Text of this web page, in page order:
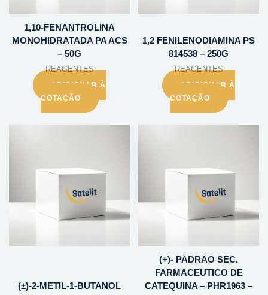
1,10-FENANTROLINA
MONOHIDRATADA PA ACS
– 50G
REAGENTES
ADICIONAR À
COTAÇÃO
1,2 FENILENODIAMINA PS
814538 – 250G
REAGENTES
ADICIONAR À
COTAÇÃO
(±)-2-METIL-1-BUTANOL
(+)- PADRAO SEC.
FARMACEUTICO DE
CATEQUINA – PHR1963 –